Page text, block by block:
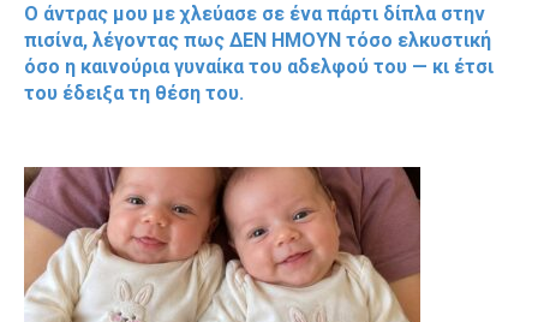
Ο άντρας μου με χλεύασε σε ένα πάρτι δίπλα στην
πισίνα, λέγοντας πως ΔΕΝ ΗΜΟΥΝ τόσο ελκυστική
όσο η καινούρια γυναίκα του αδελφού του — κι έτσι
του έδειξα τη θέση του.